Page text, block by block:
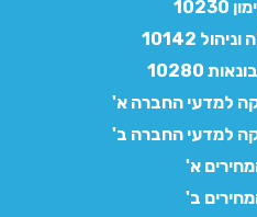
10142
10280
למדעי החברה א'
למדעי החברה ב'
א'
ב'